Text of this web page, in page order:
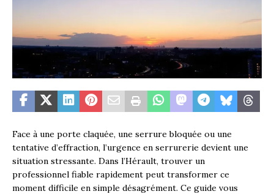
Face à une porte claquée, une serrure bloquée ou une
tentative d’effraction, l’urgence en serrurerie devient une
situation stressante. Dans l’Hérault, trouver un
professionnel fiable rapidement peut transformer ce
moment difficile en simple désagrément. Ce guide vous